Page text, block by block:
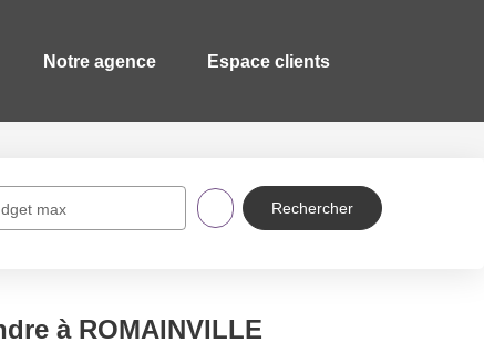
Notre agence Espace clients
max
à ROMAINVILLE